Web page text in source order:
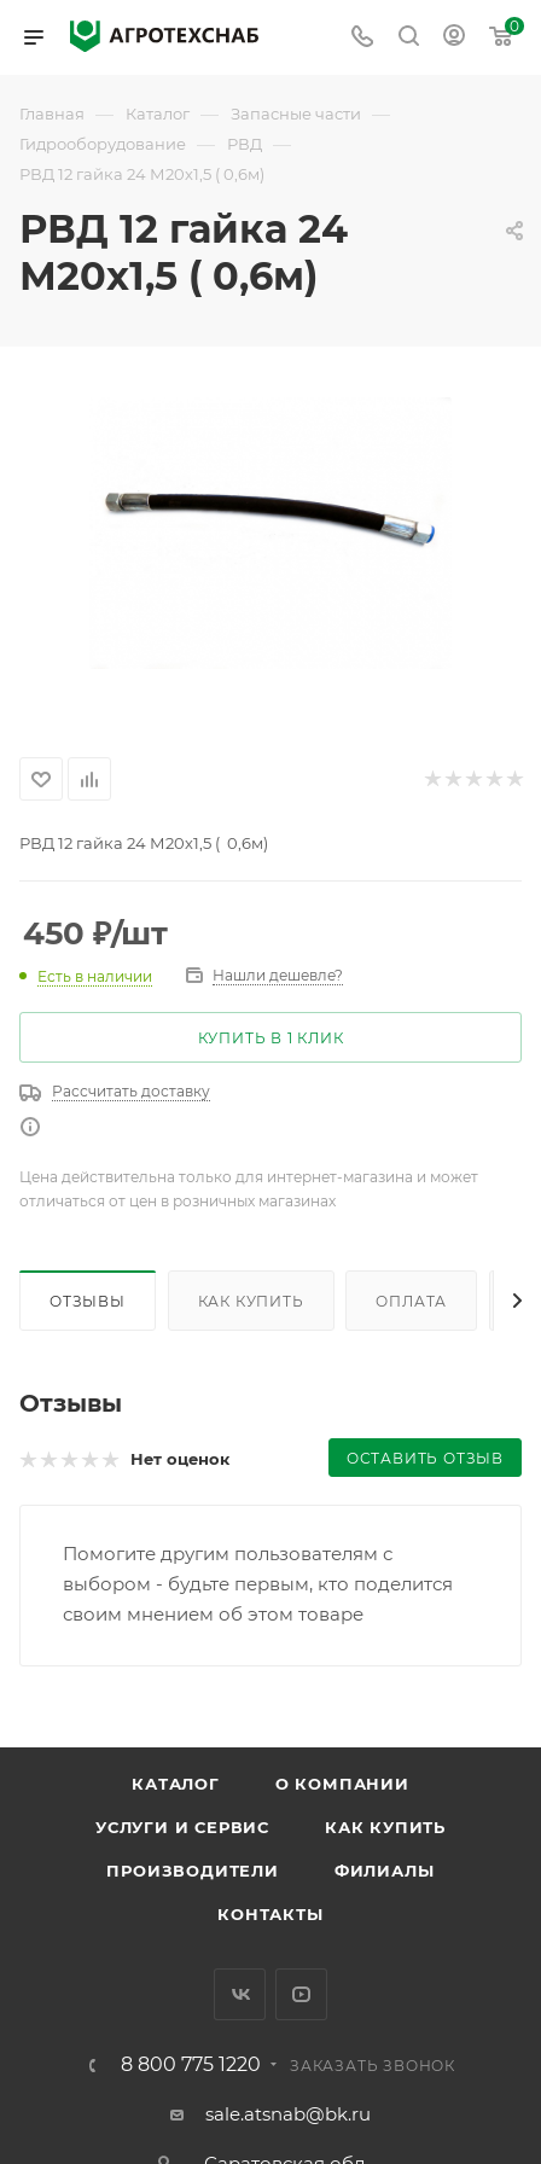
0
Главная — Каталог — Запасные части —
Гидрооборудование — РВД —
РВД 12 гайка 24 М20х1,5 ( 0,6м)
РВД 12 гайка 24
М20х1,5 ( 0,6м)
РВД 12 гайка 24 М20х1,5 ( 0,6м)
450 ₽/шт
Есть в наличии Нашли дешевле?
КУПИТЬ В 1 КЛИК
Рассчитать доставку
Цена действительна только для интернет-магазина и может
отличаться от цен в розничных магазинах
ОТЗЫВЫ КАК КУПИТЬ ОПЛАТА
Отзывы
Нет оценок ОСТАВИТЬ ОТЗЫВ
Помогите другим пользователям с
выбором - будьте первым, кто поделится
своим мнением об этом товаре
КАТАЛОГ О КОМПАНИИ
УСЛУГИ И СЕРВИС КАК КУПИТЬ
ПРОИЗВОДИТЕЛИ ФИЛИАЛЫ
КОНТАКТЫ
8 800 775 1220 ЗАКАЗАТЬ ЗВОНОК
sale.atsnab@bk.ru